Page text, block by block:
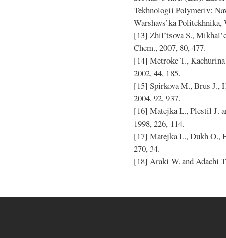
Tekhnologii Polymeriv:
Warshavs’ka Politekhnika,
[13] Zhil’tsova S.,
Chem., 2007, 80, 477.
[14] Metroke T.,
2002, 44, 185.
[15] Spirkova M., Brus J.,
2004, 92, 937.
[16] Matejka L., Plestil J.
1998, 226, 114.
[17] Matejka L., Dukh O.,
270, 34.
[18] Araki W. and Adachi